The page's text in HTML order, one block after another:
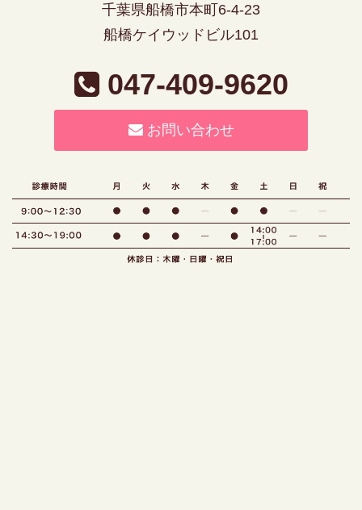
千葉県船橋市本町6-4-23
船橋ケイウッドビル101
047-409-9620
お問い合わせ